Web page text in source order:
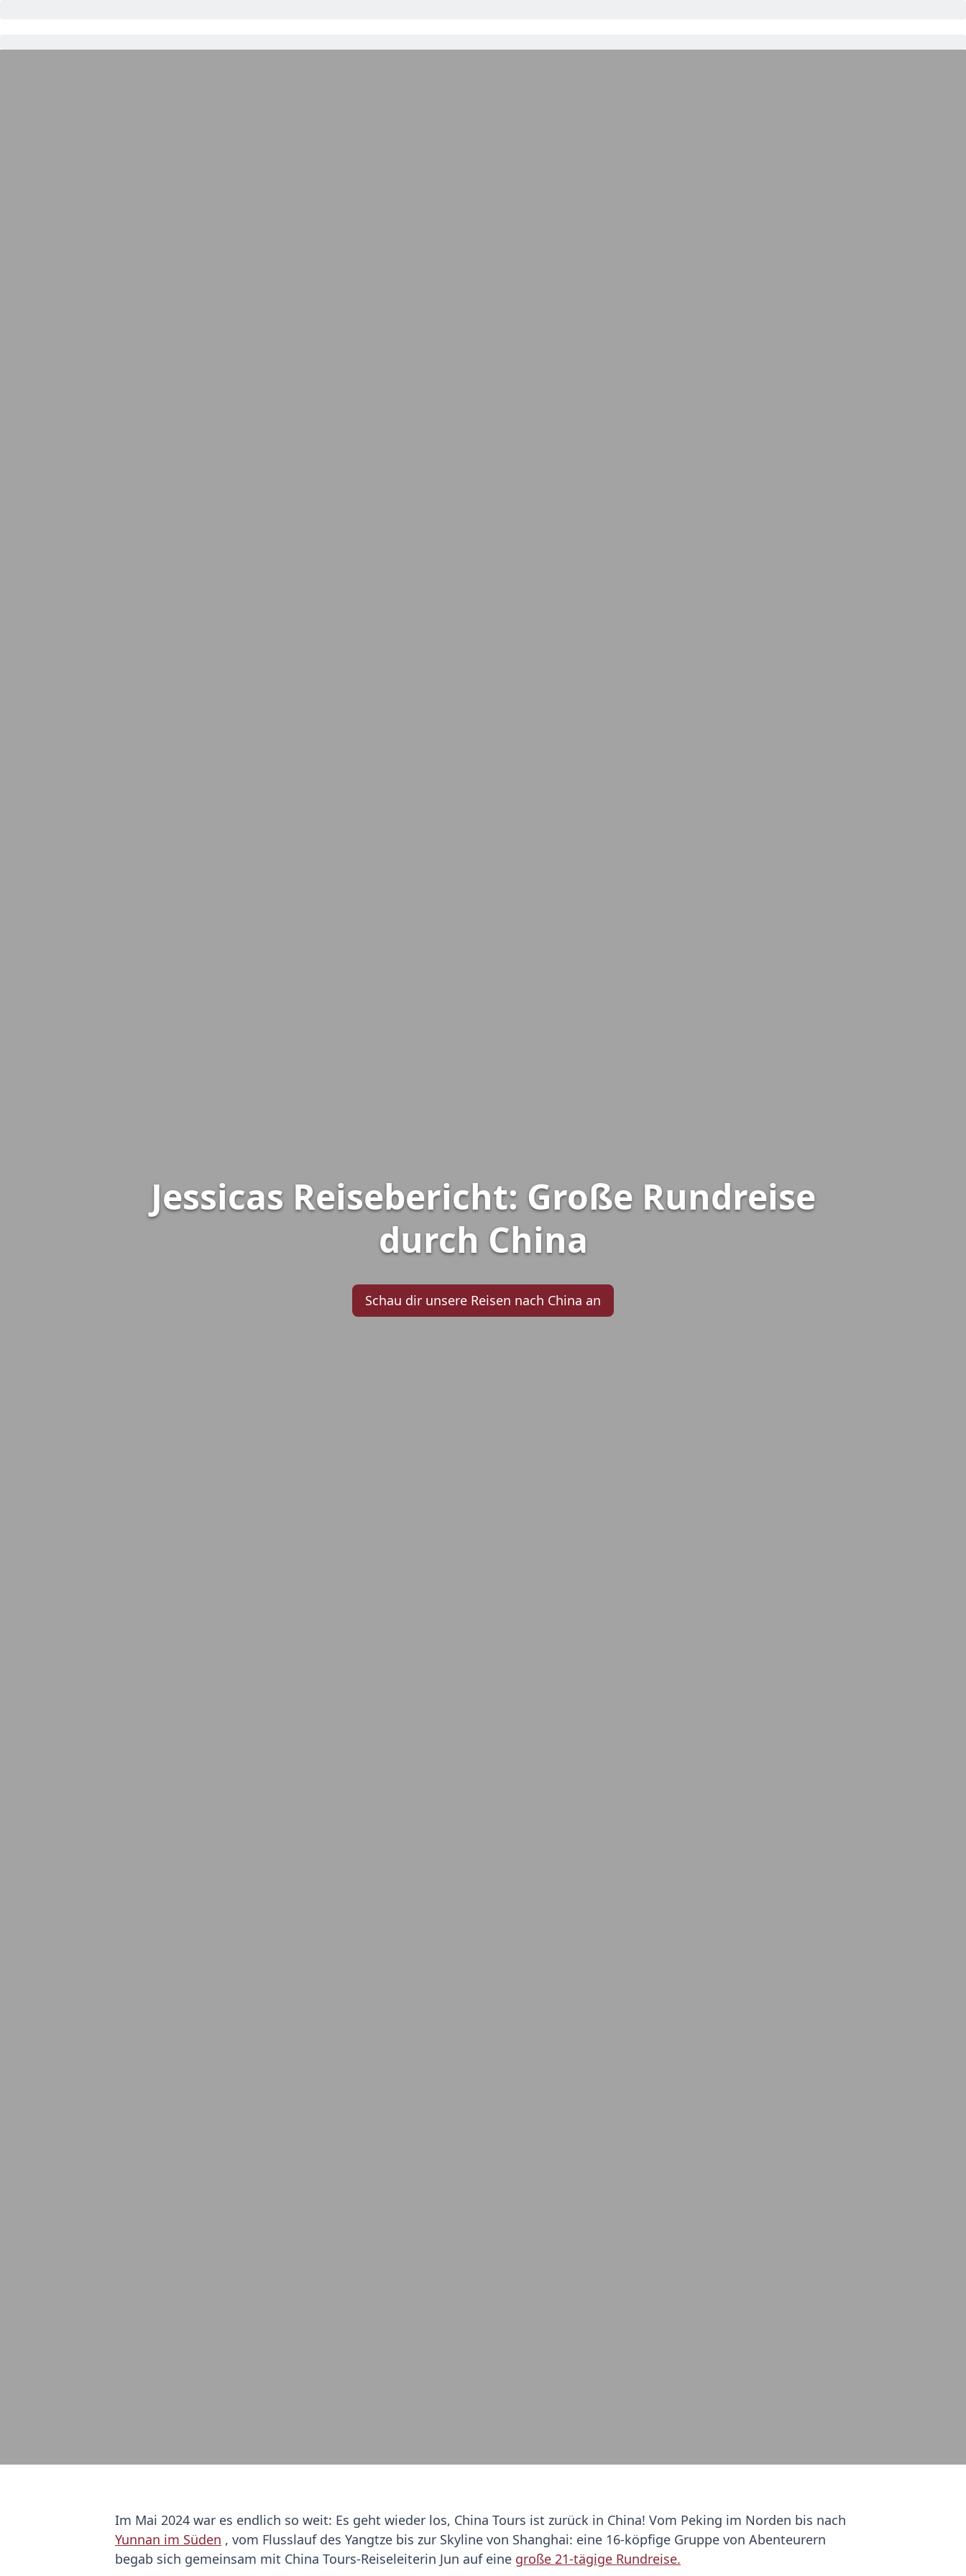
Jessicas Reisebericht: Große Rundreise
durch China
Schau dir unsere Reisen nach China an
Im Mai 2024 war es endlich so weit: Es geht wieder los, China Tours ist zurück in China! Vom Peking im Norden bis nach
Yunnan im Süden , vom Flusslauf des Yangtze bis zur Skyline von Shanghai: eine 16-köpfige Gruppe von Abenteurern
begab sich gemeinsam mit China Tours-Reiseleiterin Jun auf eine große 21-tägige Rundreise.